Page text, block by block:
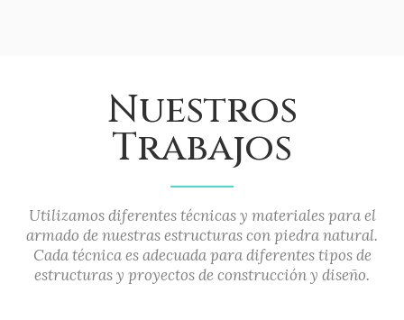
Nuestros
Trabajos
Utilizamos diferentes técnicas y materiales para el
armado de nuestras estructuras con piedra natural.
Cada técnica es adecuada para diferentes tipos de
estructuras y proyectos de construcción y diseño.